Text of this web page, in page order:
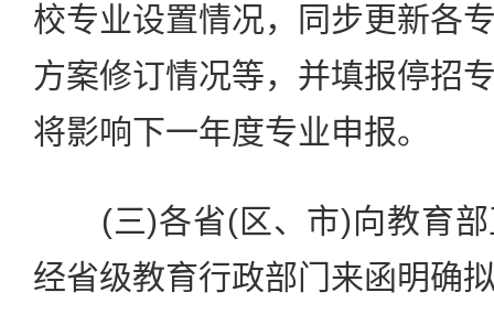
校专业设置情况，同步更新各
方案修订情况等，并填报停招
将影响下一年度专业申报。
(三)各省(区、市)向教育部
经省级教育行政部门来函明确